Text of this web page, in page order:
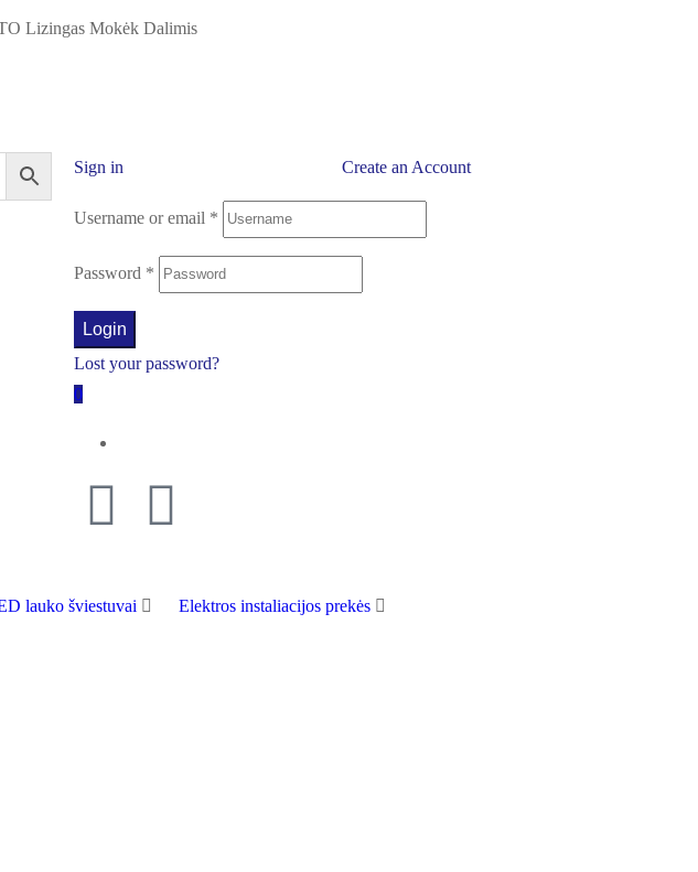
Lizingas Mokėk Dalimis
Sign in Create an Account
Username or email *
Password *
Login
Lost your password?
0
lauko šviestuvai Elektros instaliacijos prekės